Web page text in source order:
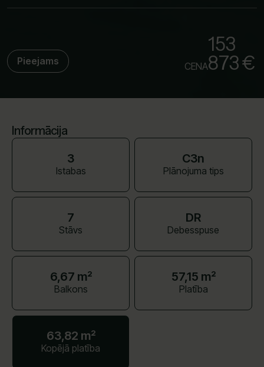
Pieejams CENA
153
873 €
Informācija
3
Istabas
C3n
Plānojuma tips
7
Stāvs
DR
Debesspuse
6,67 m²
Balkons
57,15 m²
Platība
63,82 m²
Kopējā platība